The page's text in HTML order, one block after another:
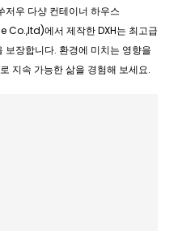
저우 다샹 컨테이너 하우스
에서 제작한 DXH는 최고급
장합니다. 환경에 미치는 영향을
지속 가능한 삶을 경험해 보세요.